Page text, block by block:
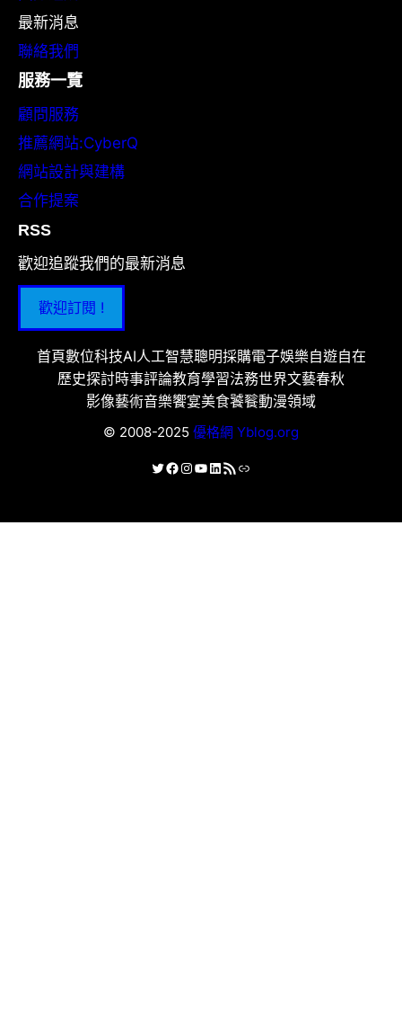
最新消息
聯絡我們
服務一覽
顧問服務
推薦網站:CyberQ
網站設計與建構
合作提案
RSS
歡迎追蹤我們的最新消息
歡迎訂閱 !
首頁數位科技AI人工智慧聰明採購電子娛樂自遊自在
歷史探討時事評論教育學習法務世界文藝春秋
影像藝術音樂饗宴美食饕餮動漫領域
© 2008-2025 優格網 Yblog.org
X Facebook
Instagram
YouTube
LinkedIn
RSS 資訊提供連結